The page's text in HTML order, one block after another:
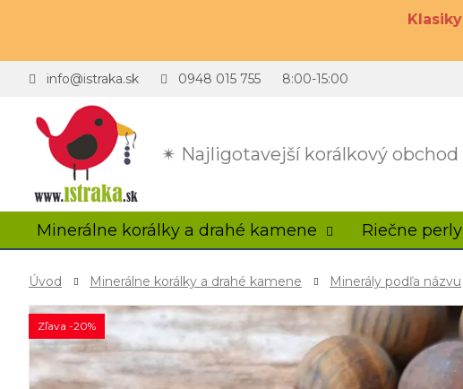
✴ Najligotavejší korálkový
info@istraka.sk 0948 015 755 8:00-15:00
Minerálne korálky a drahé kamene Riečne
Úvod Minerálne korálky a drahé kamene Minerály podľa názvu
Zľava -20%